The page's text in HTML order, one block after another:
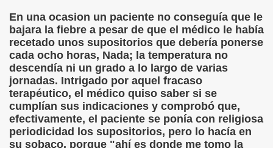
En una ocasion un paciente no conseguía que le
bajara la fiebre a pesar de que el médico le había
recetado unos supositorios que debería ponerse
cada ocho horas, Nada; la temperatura no
descendía ni un grado a lo largo de varias
jornadas. Intrigado por aquel fracaso
terapéutico, el médico quiso saber si se
cumplían sus indicaciones y comprobó que,
efectivamente, el paciente se ponía con religiosa
periodicidad los supositorios, pero lo hacía en
su sobaco, porque "ahí es donde me tomo la